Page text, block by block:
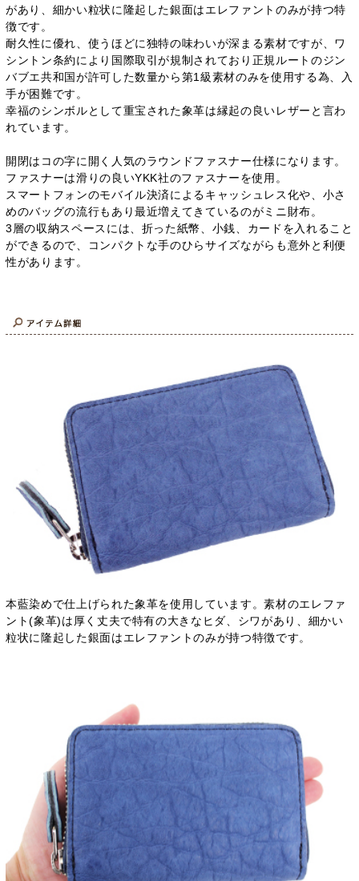
があり、細かい粒状に隆起した銀面はエレファントのみが持つ特
徴です。
耐久性に優れ、使うほどに独特の味わいが深まる素材ですが、ワ
シントン条約により国際取引が規制されており正規ルートのジン
バブエ共和国が許可した数量から第1級素材のみを使用する為、入
手が困難です。
幸福のシンボルとして重宝された象革は縁起の良いレザーと言わ
れています。
開閉はコの字に開く人気のラウンドファスナー仕様になります。
ファスナーは滑りの良いYKK社のファスナーを使用。
スマートフォンのモバイル決済によるキャッシュレス化や、小さ
めのバッグの流行もあり最近増えてきているのがミニ財布。
3層の収納スペースには、折った紙幣、小銭、カードを入れること
ができるので、コンパクトな手のひらサイズながらも意外と利便
性があります。
本藍染めで仕上げられた象革を使用しています。素材のエレファ
ント(象革)は厚く丈夫で特有の大きなヒダ、シワがあり、細かい
粒状に隆起した銀面はエレファントのみが持つ特徴です。